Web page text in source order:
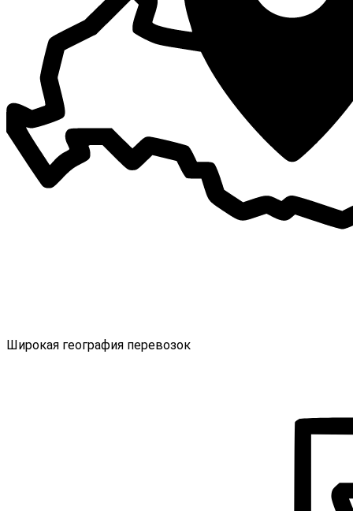
Широкая география перевозок